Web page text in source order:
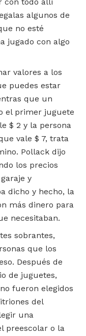
algunos de
no esté
jugado con algo
valores a los
puedes estar
que un
el primer juguete
$ 2 y la persona
vale $ 7, trata
Pollack dijo
los precios
y
dicho y hecho, la
más dinero para
necesitaban.
sobrantes,
que los
Después de
de juguetes,
fueron elegidos
del
una
preescolar o la